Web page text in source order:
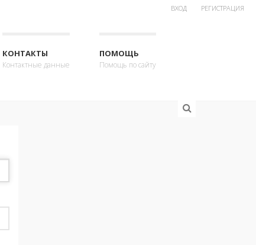
ВХОД РЕГИСТРАЦИЯ
КОНТАКТЫ
Контактные данные
ПОМОЩЬ
Помощь по сайту